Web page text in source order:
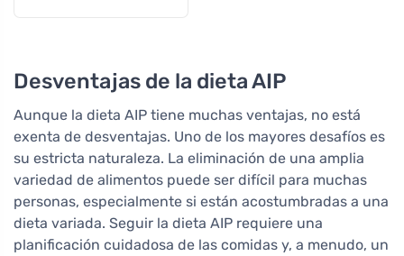
Desventajas de la dieta AIP
Aunque la dieta AIP tiene muchas ventajas, no está
exenta de desventajas. Uno de los mayores desafíos es
su estricta naturaleza. La eliminación de una amplia
variedad de alimentos puede ser difícil para muchas
personas, especialmente si están acostumbradas a una
dieta variada. Seguir la dieta AIP requiere una
planificación cuidadosa de las comidas y, a menudo, un